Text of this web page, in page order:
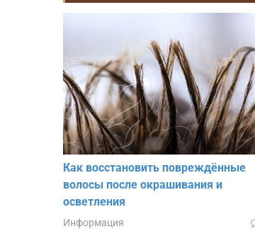
Как восстановить повреждённые
волосы после окрашивания и
осветления
Информация